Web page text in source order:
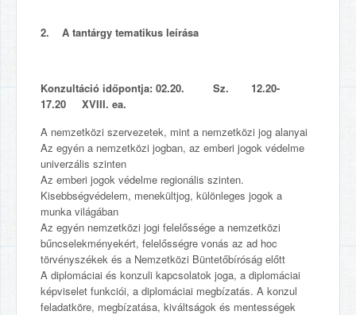
2. A tantárgy tematikus leírása
Konzultáció időpontja: 02.20. Sz. 12.20-
17.20 XVIII. ea.
A nemzetközi szervezetek, mint a nemzetközi jog alanyai
Az egyén a nemzetközi jogban, az emberi jogok védelme
univerzális szinten
Az emberi jogok védelme regionális szinten.
Kisebbségvédelem, menekültjog, különleges jogok a
munka világában
Az egyén nemzetközi jogi felelőssége a nemzetközi
bűncselekményekért, felelősségre vonás az ad hoc
törvényszékek és a Nemzetközi Büntetőbíróság előtt
A diplomáciai és konzuli kapcsolatok joga, a diplomáciai
képviselet funkciói, a diplomáciai megbízatás. A konzul
feladatköre, megbízatása, kiváltságok és mentességek